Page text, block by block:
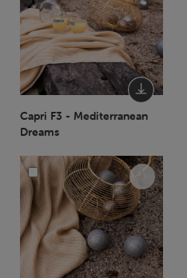
Capri F3 - Mediterranean
Dreams